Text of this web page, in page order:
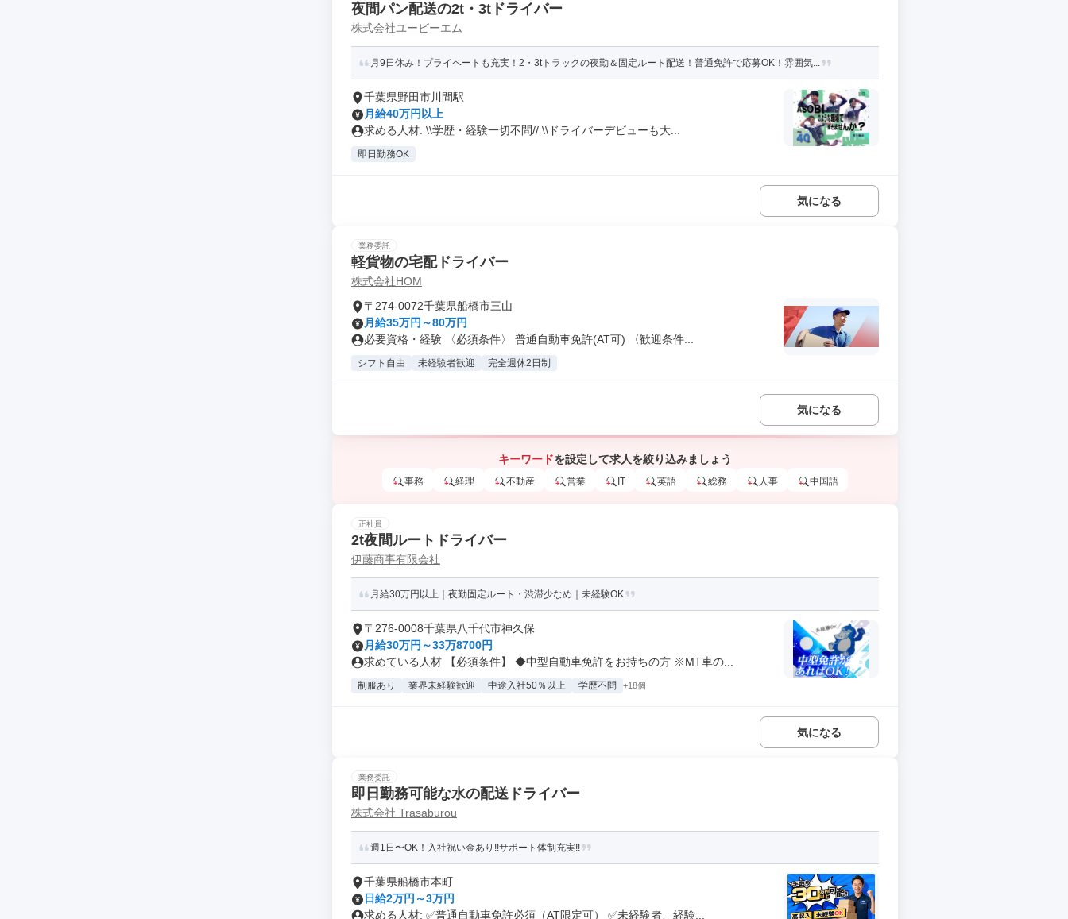
夜間パン配送の2t・3tドライバー
株式会社ユービーエム
月9日休み！プライベートも充実！2・3tトラックの夜勤＆固定ルート配送！普通免許で応募OK！雰囲気...
千葉県野田市川間駅
月給40万円以上
求める人材: \\学歴・経験一切不問// \\ドライバーデビューも大...
即日勤務OK
気になる
業務委託
軽貨物の宅配ドライバー
株式会社HOM
〒274-0072千葉県船橋市三山
月給35万円～80万円
必要資格・経験 〈必須条件〉 普通自動車免許(AT可) 〈歓迎条件...
シフト自由 未経験者歓迎 完全週休2日制
気になる
キーワードを設定して求人を絞り込みましょう
事務 経理 不動産 営業 IT 英語 総務 人事 中国語
正社員
2t夜間ルートドライバー
伊藤商事有限会社
月給30万円以上｜夜勤固定ルート・渋滞少なめ｜未経験OK
〒276-0008千葉県八千代市神久保
月給30万円～33万8700円
求めている人材 【必須条件】 ◆中型自動車免許をお持ちの方 ※MT車の...
制服あり 業界未経験歓迎 中途入社50％以上 学歴不問 +18個
気になる
業務委託
即日勤務可能な水の配送ドライバー
株式会社 Trasaburou
週1日〜OK！入社祝い金あり!!サポート体制充実!!
千葉県船橋市本町
日給2万円～3万円
求める人材: ✅普通自動車免許必須（AT限定可） ✅未経験者、経験...